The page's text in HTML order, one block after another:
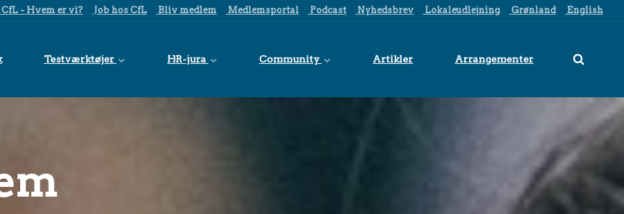
CfL - Hvem er vi? Job hos CfL Bliv medlem Medlemsportal Podcast Nyhedsbrev Lokaleudlejning Grønland English
Testværktøjer HR-jura Community Artikler Arrangementer